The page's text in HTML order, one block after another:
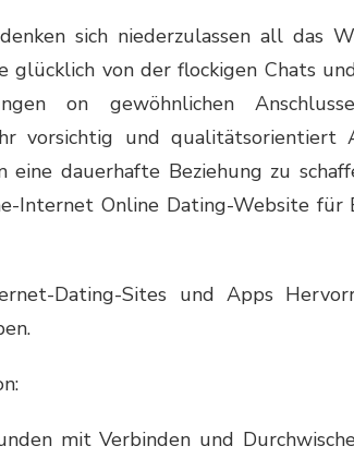
sich niederzulassen all das
glücklich von der flockigen Chats
on gewöhnlichen
vorsichtig und qualitätsorientiert
dauerhafte Beziehung zu
Internet Online Dating-Website für
Dating-Sites und Apps
mit Verbinden und